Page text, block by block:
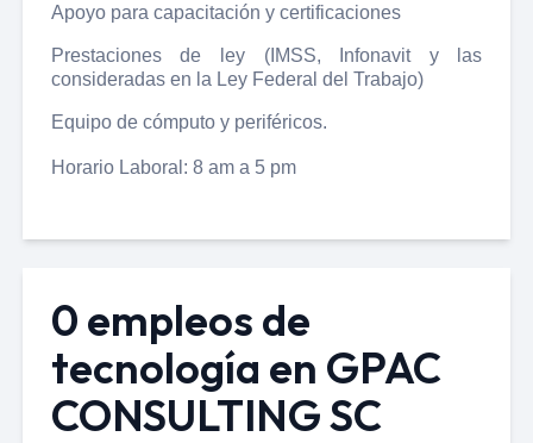
Apoyo para capacitación y certificaciones
Prestaciones de ley (IMSS, Infonavit y las
consideradas en la Ley Federal del Trabajo)
Equipo de cómputo y periféricos.
Horario Laboral: 8 am a 5 pm
0 empleos de
tecnología en GPAC
CONSULTING SC